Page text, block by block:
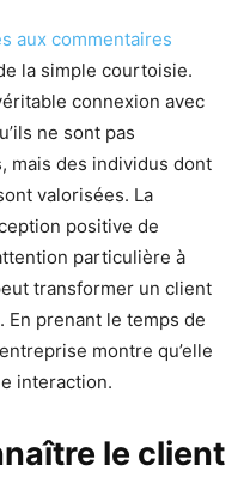
aux commentaires
la simple courtoisie.
connexion avec
ne sont pas
mais des individus dont
valorisées. La
positive de
particulière à
transformer un client
En prenant le temps de
montre qu’elle
interaction.
le client